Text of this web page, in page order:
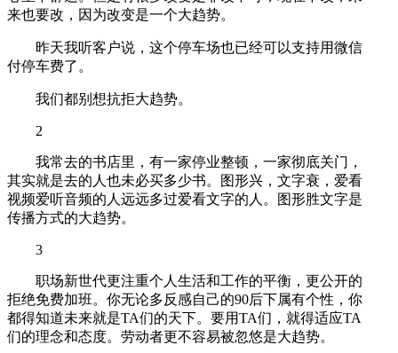
来也要改，因为改变是一个大趋势。
昨天我听客户说，这个停车场也已经可以支持用微信
付停车费了。
我们都别想抗拒大趋势。
2
我常去的书店里，有一家停业整顿，一家彻底关门，
其实就是去的人也未必买多少书。图形兴，文字衰，爱看
视频爱听音频的人远远多过爱看文字的人。图形胜文字是
传播方式的大趋势。
3
职场新世代更注重个人生活和工作的平衡，更公开的
拒绝免费加班。你无论多反感自己的90后下属有个性，你
都得知道未来就是TA们的天下。要用TA们，就得适应TA
们的理念和态度。劳动者更不容易被忽悠是大趋势。